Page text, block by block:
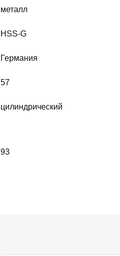
металл
HSS-G
Германия
57
цилиндрический
93